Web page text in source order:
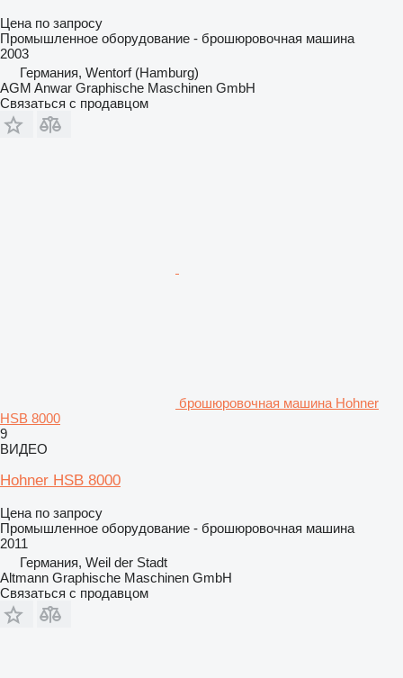
Цена по запросу
Промышленное оборудование - брошюровочная машина
2003
Германия, Wentorf (Hamburg)
AGM Anwar Graphische Maschinen GmbH
Связаться с продавцом
брошюровочная машина Hohner
HSB 8000
9
ВИДЕО
Hohner HSB 8000
Цена по запросу
Промышленное оборудование - брошюровочная машина
2011
Германия, Weil der Stadt
Altmann Graphische Maschinen GmbH
Связаться с продавцом